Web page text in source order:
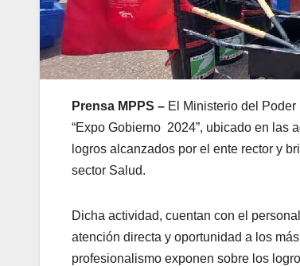
Prensa MPPS – El Ministerio del
“Expo Gobierno 2024”, ubicado en las
logros alcanzados por el ente rector y
sector Salud.
Dicha actividad, cuentan con el
atención directa y oportunidad a los
profesionalismo exponen sobre los